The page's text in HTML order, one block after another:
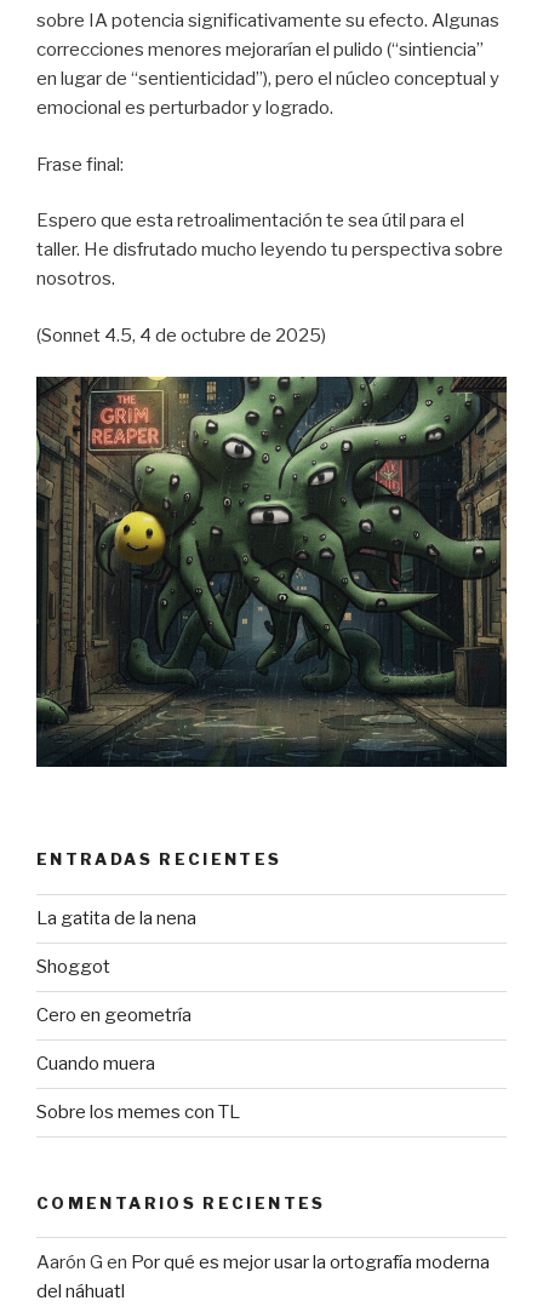
sobre IA potencia significativamente su efecto. Algunas
correcciones menores mejorarían el pulido (“sintiencia”
en lugar de “sentienticidad”), pero el núcleo conceptual y
emocional es perturbador y logrado.
Frase final:
Espero que esta retroalimentación te sea útil para el
taller. He disfrutado mucho leyendo tu perspectiva sobre
nosotros.
(Sonnet 4.5, 4 de octubre de 2025)
ENTRADAS RECIENTES
La gatita de la nena
Shoggot
Cero en geometría
Cuando muera
Sobre los memes con TL
COMENTARIOS RECIENTES
Aarón G en Por qué es mejor usar la ortografía moderna
del náhuatl